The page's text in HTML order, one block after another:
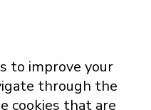
to improve your
through the
cookies that are